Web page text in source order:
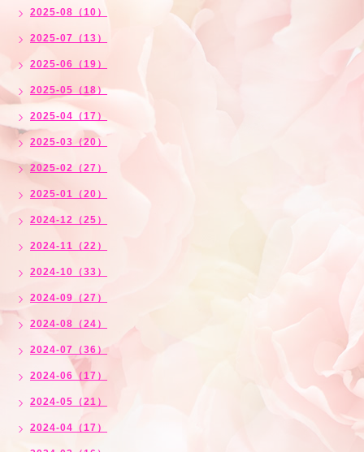
2025-08（10）
2025-07（13）
2025-06（19）
2025-05（18）
2025-04（17）
2025-03（20）
2025-02（27）
2025-01（20）
2024-12（25）
2024-11（22）
2024-10（33）
2024-09（27）
2024-08（24）
2024-07（36）
2024-06（17）
2024-05（21）
2024-04（17）